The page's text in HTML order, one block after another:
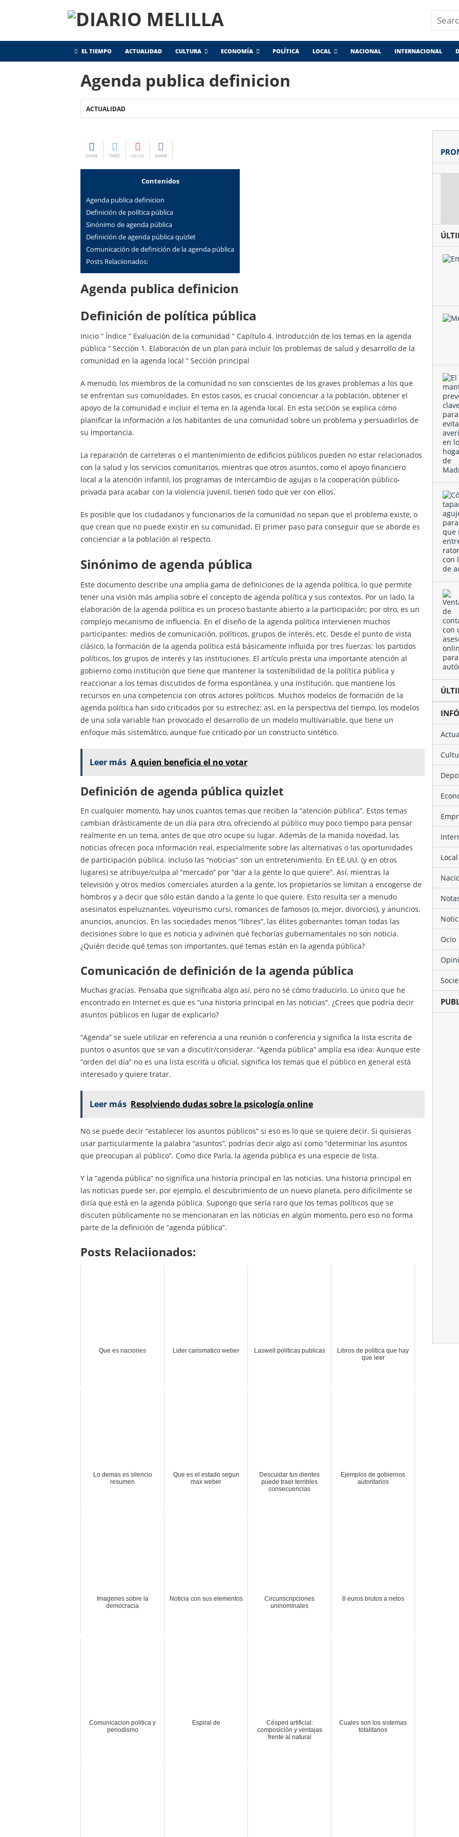
EL TIEMPO ACTUALIDAD CULTURA ECONOMÍA POLÍTICA LOCAL NACIONAL INTERNACIONAL
Agenda publica definicion
ACTUALIDAD
SHARE TWEET GPLUS SHARE
Contenidos
Agenda publica definicion
Definición de política pública
Sinónimo de agenda pública
Definición de agenda pública quizlet
Comunicación de definición de la agenda pública
Posts Relaciionados:
Agenda publica definicion
Definición de política pública
Inicio ” Índice ” Evaluación de la comunidad ” Capítulo 4. Introducción de los temas en la agenda
pública ” Sección 1. Elaboración de un plan para incluir los problemas de salud y desarrollo de la
comunidad en la agenda local ” Sección principal
A menudo, los miembros de la comunidad no son conscientes de los graves problemas a los que
se enfrentan sus comunidades. En estos casos, es crucial concienciar a la población, obtener el
apoyo de la comunidad e incluir el tema en la agenda local. En esta sección se explica cómo
planificar la información a los habitantes de una comunidad sobre un problema y persuadirlos de
su importancia.
La reparación de carreteras o el mantenimiento de edificios públicos pueden no estar relacionados
con la salud y los servicios comunitarios, mientras que otros asuntos, como el apoyo financiero
local a la atención infantil, los programas de intercambio de agujas o la cooperación público-
privada para acabar con la violencia juvenil, tienen todo que ver con ellos.
Es posible que los ciudadanos y funcionarios de la comunidad no sepan que el problema existe, o
que crean que no puede existir en su comunidad. El primer paso para conseguir que se aborde es
concienciar a la población al respecto.
Sinónimo de agenda pública
Este documento describe una amplia gama de definiciones de la agenda política, lo que permite
tener una visión más amplia sobre el concepto de agenda política y sus contextos. Por un lado, la
elaboración de la agenda política es un proceso bastante abierto a la participación; por otro, es un
complejo mecanismo de influencia. En el diseño de la agenda política intervienen muchos
participantes: medios de comunicación, políticos, grupos de interés, etc. Desde el punto de vista
clásico, la formación de la agenda política está básicamente influida por tres fuerzas: los partidos
políticos, los grupos de interés y las instituciones. El artículo presta una importante atención al
gobierno como institución que tiene que mantener la sostenibilidad de la política pública y
reaccionar a los temas discutidos de forma espontánea, y una institución, que mantiene los
recursos en una competencia con otros actores políticos. Muchos modelos de formación de la
agenda política han sido criticados por su estrechez; así, en la perspectiva del tiempo, los modelos
de una sola variable han provocado el desarrollo de un modelo multivariable, que tiene un
enfoque más sistemático, aunque fue criticado por un constructo sintético.
Leer más A quien beneficia el no votar
Definición de agenda pública quizlet
En cualquier momento, hay unos cuantos temas que reciben la “atención pública”. Estos temas
cambian drásticamente de un día para otro, ofreciendo al público muy poco tiempo para pensar
realmente en un tema, antes de que otro ocupe su lugar. Además de la manida novedad, las
noticias ofrecen poca información real, especialmente sobre las alternativas o las oportunidades
de participación pública. Incluso las “noticias” son un entretenimiento. En EE.UU. (y en otros
lugares) se atribuye/culpa al “mercado” por “dar a la gente lo que quiere”. Así, mientras la
televisión y otros medios comerciales aturden a la gente, los propietarios se limitan a encogerse de
hombros y a decir que sólo están dando a la gente lo que quiere. Esto resulta ser a menudo
asesinatos espeluznantes, voyeurismo cursi, romances de famosos (o, mejor, divorcios), y anuncios,
anuncios, anuncios. En las sociedades menos “libres”, las élites gobernantes toman todas las
decisiones sobre lo que es noticia y adivinen qué fechorías gubernamentales no son noticia.
¿Quién decide qué temas son importantes, qué temas están en la agenda pública?
Comunicación de definición de la agenda pública
Muchas gracias. Pensaba que significaba algo así, pero no sé cómo traducirlo. Lo único que he
encontrado en Internet es que es “una historia principal en las noticias”. ¿Crees que podría decir
asuntos públicos en lugar de explicarlo?
“Agenda” se suele utilizar en referencia a una reunión o conferencia y significa la lista escrita de
puntos o asuntos que se van a discutir/considerar. “Agenda pública” amplía esa idea: Aunque este
“orden del día” no es una lista escrita u oficial, significa los temas que el público en general está
interesado y quiere tratar.
Leer más Resolviendo dudas sobre la psicología online
No se puede decir “establecer los asuntos públicos” si eso es lo que se quiere decir. Si quisieras
usar particularmente la palabra “asuntos”, podrías decir algo así como “determinar los asuntos
que preocupan al público”. Como dice Parla, la agenda pública es una especie de lista.
Y la “agenda pública” no significa una historia principal en las noticias. Una historia principal en
las noticias puede ser, por ejemplo, el descubrimiento de un nuevo planeta, pero difícilmente se
diría que está en la agenda pública. Supongo que sería raro que los temas políticos que se
discuten públicamente no se mencionaran en las noticias en algún momento, pero eso no forma
parte de la definición de “agenda pública”.
Posts Relaciionados:
Que es naciones Lider carismatico weber Laswell politicas publicas
Libros de politica que hay
que leer
Lo demas es silencio
resumen
Que es el estado segun
max weber
Descuidar tus dientes
puede traer terribles
consecuencias
Ejemplos de gobiernos
autoritarios
Imagenes sobre la
democracia
Noticia con sus elementos
Circunscripciones
uninominales
8 euros brutos a netos
Comunicacion politica y
periodismo
Espiral de
Césped artificial:
composición y ventajas
frente al natural
Cuales son los sistemas
totalitarios
Local
Ocio